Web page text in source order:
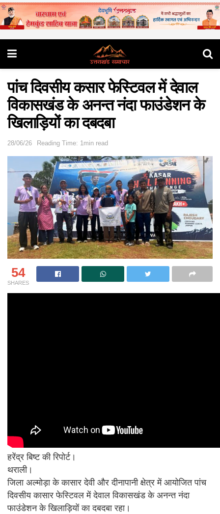
पांच दिवसीय कसार फेस्टिवल में देवाल
विकासखंड के अनन्त नंदा फाउंडेशन के
खिलाड़ियों का दबदबा
28/06/26 Reading Time: 1min read
54
SHARES
हरेंद्र बिष्ट की रिपोर्ट।
थराली।
जिला अल्मोड़ा के कासार देवी और दीनापानी क्षेत्र में आयोजित पांच
दिवसीय कासार फेस्टिवल में देवाल विकासखंड के अनन्त नंदा
फाउंडेशन के खिलाड़ियों का दबदबा रहा।